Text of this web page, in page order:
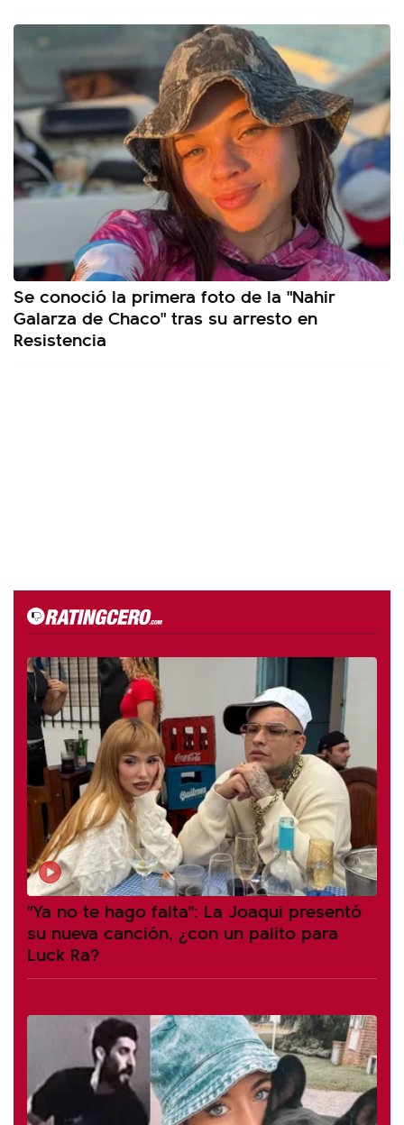
Se conoció la primera foto de la "Nahir
Galarza de Chaco" tras su arresto en
Resistencia
"Ya no te hago falta": La Joaqui presentó
su nueva canción, ¿con un palito para
Luck Ra?